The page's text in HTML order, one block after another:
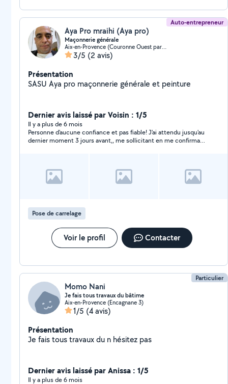
Auto-entrepreneur
Aya Pro mraihi (Aya pro)
Maçonnerie générale
Aix-en-Provence (Couronne Ouest partie sud)
3/5 (2 avis)
Présentation
SASU Aya pro maçonnerie générale et peinture
Dernier avis laissé par Voisin : 1/5
Il y a plus de 6 mois
Personne d'aucune confiance et pas fiable! J'ai attendu jusqu'au
dernier moment 3 jours avant,, me sollicitant en me confirmant
ENTENDEUR !! Très decue...!!!
Pose de carrelage
Voir le profil Contacter
Particulier
Momo Nani
Je fais tous travaux du bâtime
Aix-en-Provence (Encagnane 3)
1/5 (4 avis)
Présentation
Je fais tous travaux du n hésitez pas
Dernier avis laissé par Anissa : 1/5
Il y a plus de 6 mois